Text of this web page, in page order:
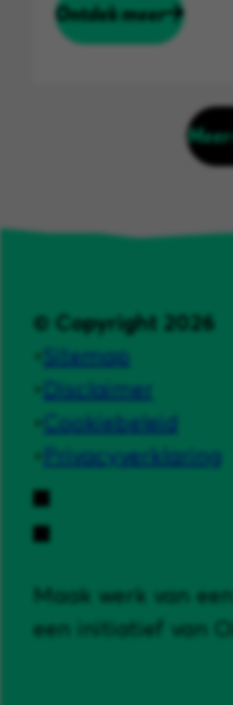
Ontdek meer
© Copyright 2026
Sitemap
Disclaimer
Cookiebeleid
Privacyverklaring
Maak werk van
een initiatief van